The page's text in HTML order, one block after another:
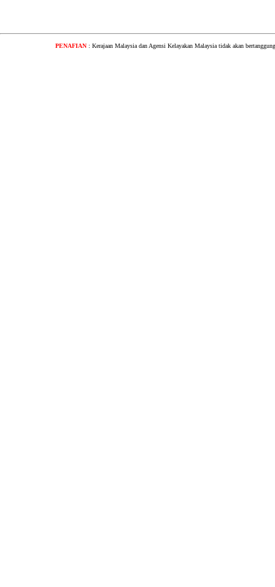
PENAFIAN : Kerajaan Malaysia dan Agensi Kelayakan Malaysia tidak akan